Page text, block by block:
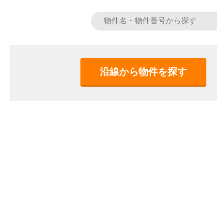
沿線から物件を探す